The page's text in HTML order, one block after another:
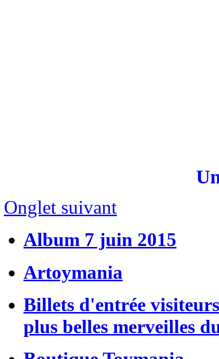
Onglet suivant
Album 7 juin 2015
Artoymania
Billets d'entrée
plus belles merveilles